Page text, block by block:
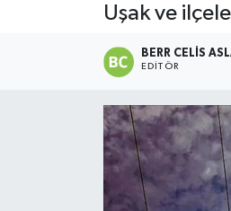
Uşak ve
BERR CELIS
EDITÖR
Biyografiler
Çavdarhisar
Domaniç
Dumlupınar
Tüm Manşetler
Son Dakika Haberleri
Haber Arşivi